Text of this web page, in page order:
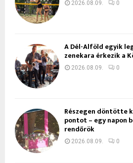
2026.08.09. 0
A Dél-Alföld egyik
zenekara érkezik a
2026.08.09. 0
Részegen döntötte
pontot – egy napon
rendőrök
2026.08.09. 0